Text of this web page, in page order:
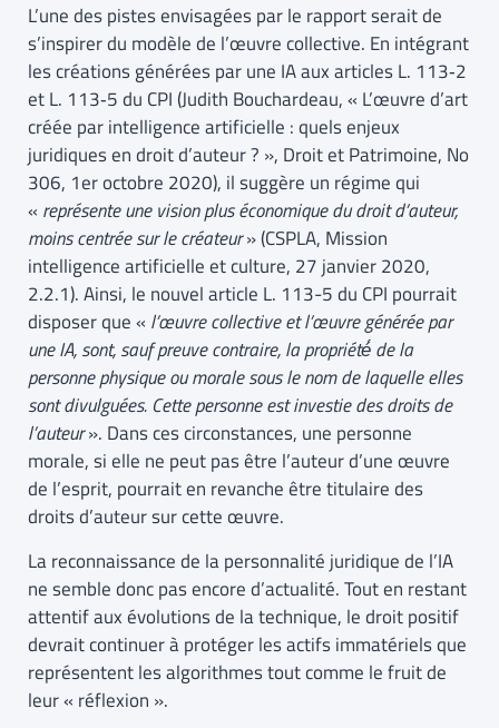
L’une des pistes envisagées par le rapport serait de
s’inspirer du modèle de l’œuvre collective. En intégrant
les créations générées par une IA aux articles L. 113‐2
et L. 113‐5 du CPI (Judith Bouchardeau, « L’œuvre d’art
créée par intelligence artificielle : quels enjeux
juridiques en droit d’auteur ? », Droit et Patrimoine, No
306, 1er octobre 2020), il suggère un régime qui
« représente une vision plus économique du droit d’auteur,
moins centrée sur le créateur» (CSPLA, Mission
intelligence artificielle et culture, 27 janvier 2020,
2.2.1). Ainsi, le nouvel article L. 113-5 du CPI pourrait
disposer que « l’œuvre collective et l’œuvre générée par
une IA, sont, sauf preuve contraire, la propriété́ de la
personne physique ou morale sous le nom de laquelle elles
sont divulguées. Cette personne est investie des droits de
l’auteur». Dans ces circonstances, une personne
morale, si elle ne peut pas être l’auteur d’une œuvre
de l’esprit, pourrait en revanche être titulaire des
droits d’auteur sur cette œuvre.
La reconnaissance de la personnalité juridique de l’IA
ne semble donc pas encore d’actualité. Tout en restant
attentif aux évolutions de la technique, le droit positif
devrait continuer à protéger les actifs immatériels que
représentent les algorithmes tout comme le fruit de
leur « réflexion ».